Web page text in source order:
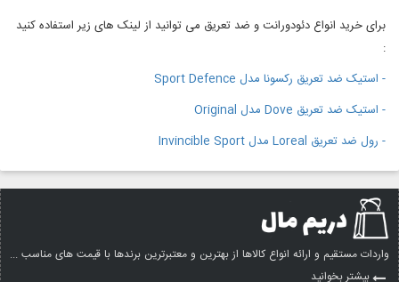
برای خرید انواع دئودورانت و ضد تعریق می توانید از لینک های زیر استفاده کنید
:
- استیک ضد تعریق رکسونا مدل Sport Defence
- استیک ضد تعریق Dove مدل Original
- رول ضد تعریق Loreal مدل Invincible Sport
واردات مستقیم و ارائه انواع کالاها از بهترین و معتبرترین برندها با قیمت های مناسب ...
بیشتر بخوانید